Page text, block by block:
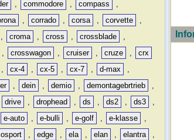
, commodore , compass
,
, corrado , corsa , corvette
,
, croma , cross , crossblade
,
, crosswagon , cruiser , cruze ,
crx
, cx-4 , cx-5 , cx-7 , d-max
,
, dein , demio , demontagebrtrieb
,
drive , drophead , ds , ds2 , ds3
,
e-auto , e-bulli , e-golf , e-klasse
,
, edge , ela , elan , elantra
,